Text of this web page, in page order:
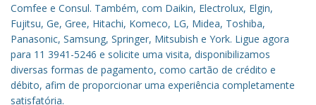
Comfee e Consul. Também, com Daikin, Electrolux, Elgin,
Fujitsu, Ge, Gree, Hitachi, Komeco, LG, Midea, Toshiba,
Panasonic, Samsung, Springer, Mitsubish e York. Ligue agora
para 11 3941-5246 e solicite uma visita, disponibilizamos
diversas formas de pagamento, como cartão de crédito e
débito, afim de proporcionar uma experiência completamente
satisfatória.